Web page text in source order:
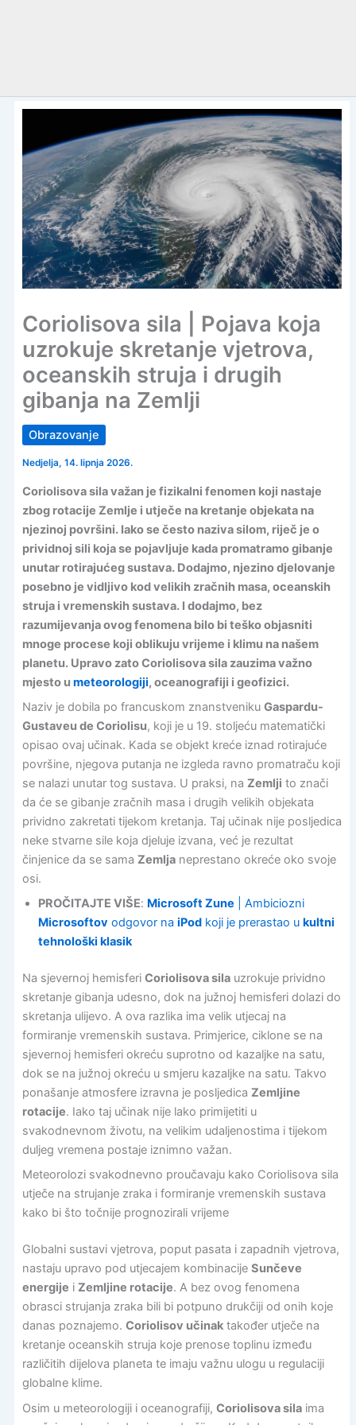
Coriolisova sila | Pojava koja
uzrokuje skretanje vjetrova,
oceanskih struja i drugih
gibanja na Zemlji
Obrazovanje
Nedjelja, 14. lipnja 2026.
Coriolisova sila važan je fizikalni fenomen koji nastaje
zbog rotacije Zemlje i utječe na kretanje objekata na
njezinoj površini. Iako se često naziva silom, riječ je o
prividnoj sili koja se pojavljuje kada promatramo gibanje
unutar rotirajućeg sustava. Dodajmo, njezino djelovanje
posebno je vidljivo kod velikih zračnih masa, oceanskih
struja i vremenskih sustava. I dodajmo, bez
razumijevanja ovog fenomena bilo bi teško objasniti
mnoge procese koji oblikuju vrijeme i klimu na našem
planetu. Upravo zato Coriolisova sila zauzima važno
mjesto u meteorologiji, oceanografiji i geofizici.
Naziv je dobila po francuskom znanstveniku Gaspardu-
Gustaveu de Coriolisu, koji je u 19. stoljeću matematički
opisao ovaj učinak. Kada se objekt kreće iznad rotirajuće
površine, njegova putanja ne izgleda ravno promatraču koji
se nalazi unutar tog sustava. U praksi, na Zemlji to znači
da će se gibanje zračnih masa i drugih velikih objekata
prividno zakretati tijekom kretanja. Taj učinak nije posljedica
neke stvarne sile koja djeluje izvana, već je rezultat
činjenice da se sama Zemljaneprestano okreće oko svoje
osi.
PROČITAJTE VIŠE: Microsoft Zune | Ambiciozni
Microsoftovodgovor na iPodkoji je prerastao u kultni
tehnološki klasik
Na sjevernoj hemisferi Coriolisova silauzrokuje prividno
skretanje gibanja udesno, dok na južnoj hemisferi dolazi do
skretanja ulijevo. A ova razlika ima velik utjecaj na
formiranje vremenskih sustava. Primjerice, ciklone se na
sjevernoj hemisferi okreću suprotno od kazaljke na satu,
dok se na južnoj okreću u smjeru kazaljke na satu. Takvo
ponašanje atmosfere izravna je posljedica Zemljine
rotacije. Iako taj učinak nije lako primijetiti u
svakodnevnom životu, na velikim udaljenostima i tijekom
duljeg vremena postaje iznimno važan.
Meteorolozi svakodnevno proučavaju kako Coriolisova sila
utječe na strujanje zraka i formiranje vremenskih sustava
kako bi što točnije prognozirali vrijeme
Globalni sustavi vjetrova, poput pasata i zapadnih vjetrova,
nastaju upravo pod utjecajem kombinacije Sunčeve
energije i Zemljine rotacije. A bez ovog fenomena
obrasci strujanja zraka bili bi potpuno drukčiji od onih koje
danas poznajemo. Coriolisov učinaktakođer utječe na
kretanje oceanskih struja koje prenose toplinu između
različitih dijelova planeta te imaju važnu ulogu u regulaciji
globalne klime.
Osim u meteorologiji i oceanografiji, Coriolisova silaima